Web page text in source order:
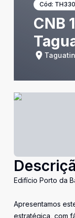
Cód:
CNB
Edifício Porto da
Apresentamos
estratégica, com